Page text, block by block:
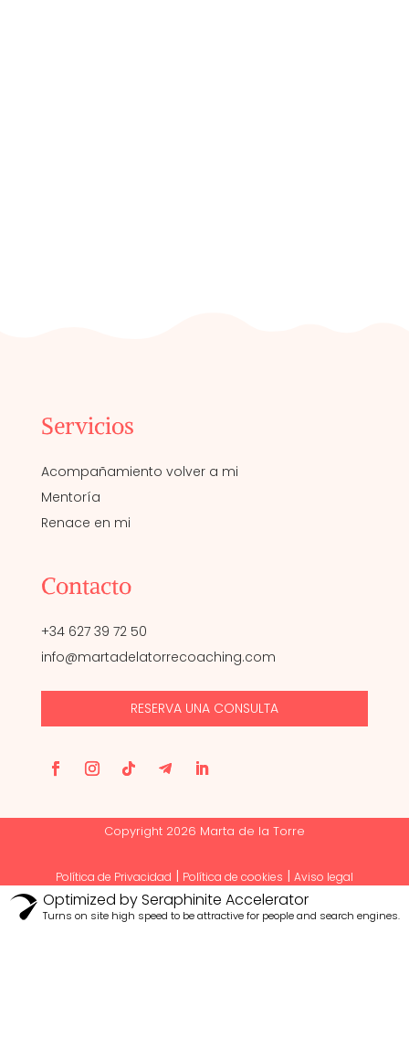
Servicios
Acompañamiento volver a mi
Mentoría
Renace en mi
Contacto
+34 627 39 72 50
info@martadelatorrecoaching.com
RESERVA UNA CONSULTA
Copyright 2026 Marta de la Torre
Política de Privacidad | Política de cookies | Aviso legal
Optimized by Seraphinite Accelerator
Turns on site high speed to be attractive for people and search engines.